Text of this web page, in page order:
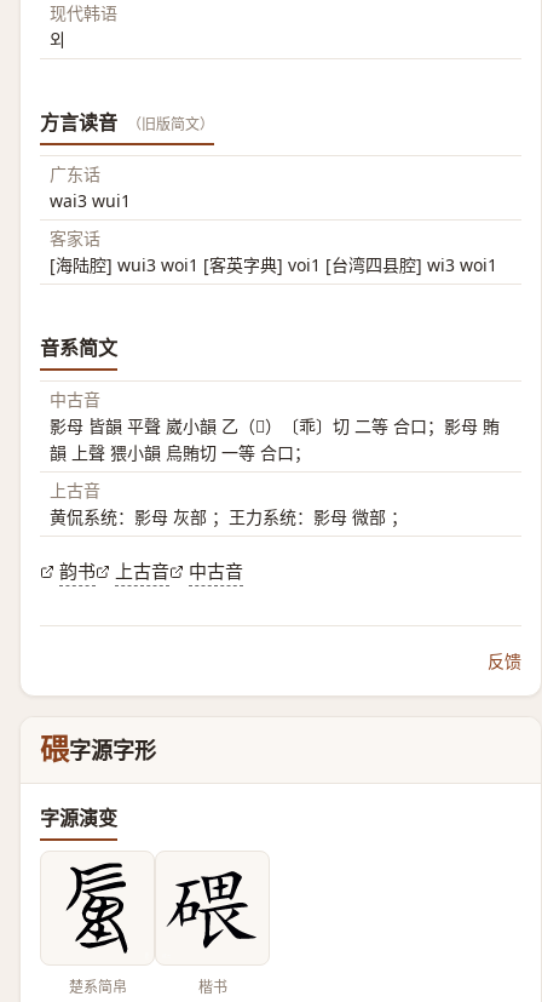
现代韩语
외
方言读音 （旧版简文）
广东话
wai3 wui1
客家话
[海陆腔] wui3 woi1 [客英字典] voi1 [台湾四县腔] wi3 woi1
音系简文
中古音
影母 皆韻 平聲 崴小韻 乙（𣅜）〔乖〕切 二等 合口；影母 賄
韻 上聲 猥小韻 烏賄切 一等 合口；
上古音
黄侃系统：影母 灰部 ；王力系统：影母 微部 ；
韵书 上古音 中古音
反馈
碨字源字形
字源演变
楚系简帛 楷书